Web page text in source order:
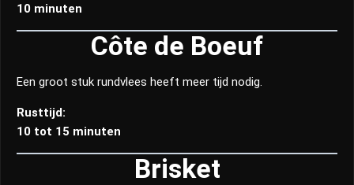
10 minuten
Côte de Boeuf
Een groot stuk rundvlees heeft meer tijd nodig.
Rusttijd:
10 tot 15 minuten
Brisket